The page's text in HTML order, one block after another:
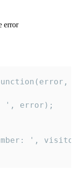
error
', error);
',